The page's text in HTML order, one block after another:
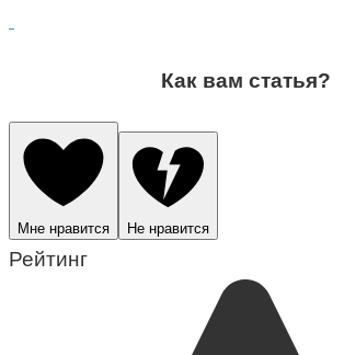
Как вам статья?
Мне нравится Не нравится
Рейтинг